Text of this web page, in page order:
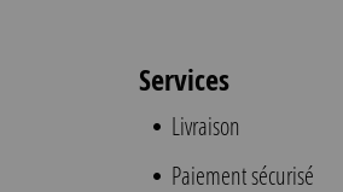
Services
Livraison
Paiement sécurisé